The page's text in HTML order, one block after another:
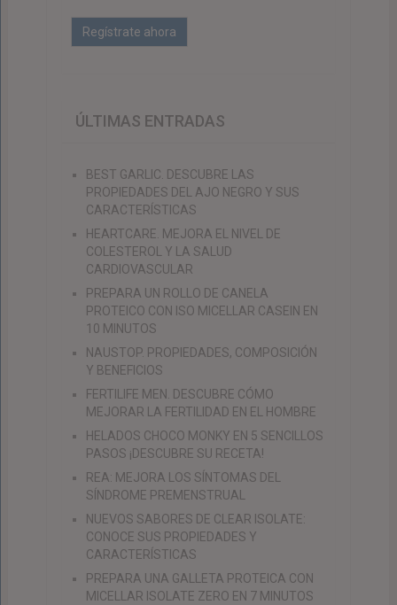
ÚLTIMAS ENTRADAS
BEST GARLIC. DESCUBRE LAS
PROPIEDADES DEL AJO NEGRO Y SUS
CARACTERÍSTICAS
HEARTCARE. MEJORA EL NIVEL DE
COLESTEROL Y LA SALUD
CARDIOVASCULAR
PREPARA UN ROLLO DE CANELA
PROTEICO CON ISO MICELLAR CASEIN EN
10 MINUTOS
NAUSTOP. PROPIEDADES, COMPOSICIÓN
Y BENEFICIOS
FERTILIFE MEN. DESCUBRE CÓMO
MEJORAR LA FERTILIDAD EN EL HOMBRE
HELADOS CHOCO MONKY EN 5 SENCILLOS
PASOS ¡DESCUBRE SU RECETA!
REA: MEJORA LOS SÍNTOMAS DEL
SÍNDROME PREMENSTRUAL
NUEVOS SABORES DE CLEAR ISOLATE:
CONOCE SUS PROPIEDADES Y
CARACTERÍSTICAS
PREPARA UNA GALLETA PROTEICA CON
MICELLAR ISOLATE ZERO EN 7 MINUTOS